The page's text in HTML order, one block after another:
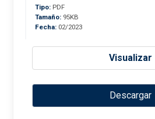
Tipo: PDF
Tamaño: 95KB
Fecha: 02/2023
Visualizar
Descargar